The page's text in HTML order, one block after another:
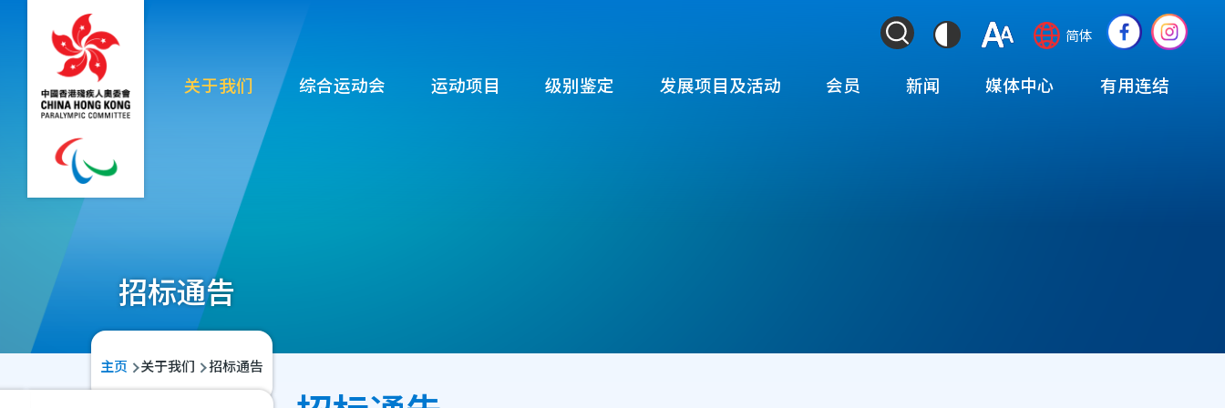
移至主內容
ColorContrast
Font
Language
switcher
简体
Social
Media
(TOP)
Main
navigation
关于我们 综合运动会 运动项目 级别鉴定 发展项目及活动 会员 新闻 媒体中心 有用连结
招标通告
导
航
主页 关于我们 招标通告